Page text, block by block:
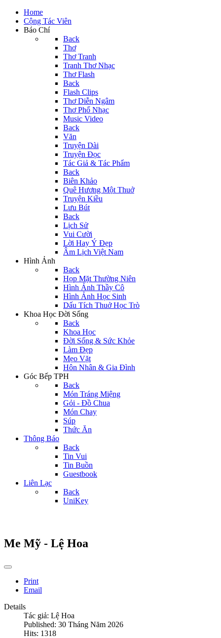
Home
Cộng Tác Viên
Báo Chí
Back
Thơ
Thơ Tranh
Tranh Thơ Nhạc
Thơ Flash
Back
Flash Clips
Thơ Diễn Ngâm
Thơ Phổ Nhạc
Music Video
Back
Văn
Truyện Dài
Truyện Đọc
Tác Giả & Tác Phẩm
Back
Biên Khảo
Quê Hương Một Thuở
Truyện Kiều
Lưu Bút
Back
Lịch Sử
Vui Cười
Lời Hay Ý Đẹp
Âm Lịch Việt Nam
Hình Ảnh
Back
Họp Mặt Thường Niên
Hình Ảnh Thầy Cô
Hình Ảnh Học Sinh
Dấu Tích Thuở Học Trò
Khoa Học Đời Sống
Back
Khoa Học
Đời Sống & Sức Khỏe
Làm Đẹp
Mẹo Vặt
Hôn Nhân & Gia Đình
Góc Bếp TPH
Back
Món Tráng Miệng
Gỏi - Đồ Chua
Món Chay
Súp
Thức Ăn
Thông Báo
Back
Tin Vui
Tin Buồn
Guestbook
Liên Lạc
Back
UniKey
Me Mỹ - Lệ Hoa
Print
Email
Details
Tác giả: Lệ Hoa
Published: 30 Tháng Năm 2026
Hits: 1318